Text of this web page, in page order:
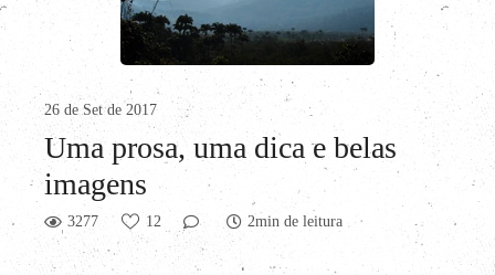
26 de Set de 2017
Uma prosa, uma dica e belas
imagens
3277 12 2min de leitura